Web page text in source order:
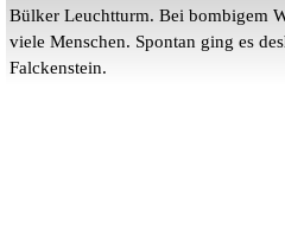
Bülker Leuchtturm. Bei bombigem
viele Menschen. Spontan ging es
Falckenstein.